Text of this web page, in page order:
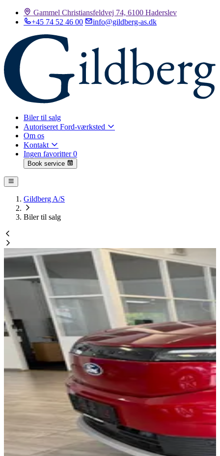
Gammel Christiansfeldvej 74, 6100 Haderslev
+45 74 52 46 00
info@gildberg-as.dk
Biler til salg
Autoriseret Ford-værksted
Om os
Kontakt
Ingen favoritter 0
Book service
Gildberg A/S
Biler til salg